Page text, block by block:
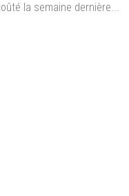
la semaine dernière...